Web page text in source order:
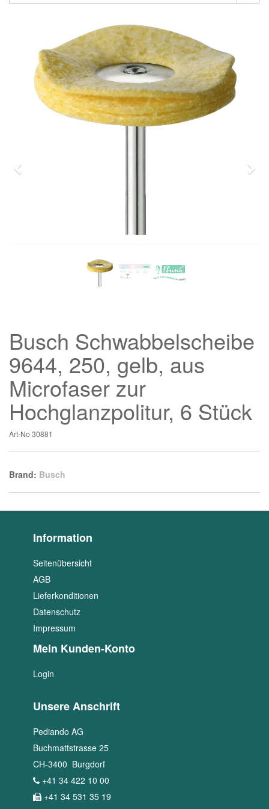
Busch Schwabbelscheibe
9644, 250, gelb, aus
Microfaser zur
Hochglanzpolitur, 6 Stück
Art-No 30881
Brand: Busch
Information
Seitenübersicht
AGB
Lieferkonditionen
Datenschutz
Impressum
Mein Kunden-Konto
Login
Unsere Anschrift
Pediando AG
Buchmattstrasse 25
CH-3400 Burgdorf
+41 34 422 10 00
+41 34 531 35 19